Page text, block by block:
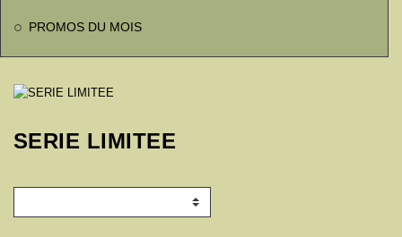
PROMOS DU MOIS
SERIE LIMITEE